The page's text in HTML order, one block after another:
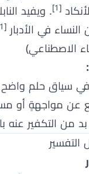
[1] . ويفيد
النساء في الأدبار [1]
الاصطناعي)
في سياق حلم
عن مواجهةٍ أو
من التكفير عنه
التفسير